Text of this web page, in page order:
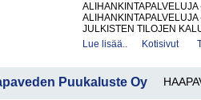
JULKISTEN TILOJEN
Lue lisää..
Kotisivut
Puukaluste Oy